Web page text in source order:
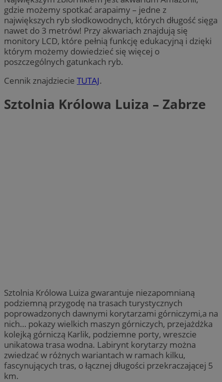
gdzie możemy spotkać arapaimy – jedne z
największych ryb słodkowodnych, których długość sięga
nawet do 3 metrów! Przy akwariach znajdują się
monitory LCD, które pełnią funkcję edukacyjną i dzięki
którym możemy dowiedzieć się więcej o
poszczególnych gatunkach ryb.
Cennik znajdziecie TUTAJ.
Sztolnia Królowa Luiza – Zabrze
Sztolnia Królowa Luiza gwarantuje niezapomnianą
podziemną przygodę na trasach turystycznych
poprowadzonych dawnymi korytarzami górniczymi,a na
nich… pokazy wielkich maszyn górniczych, przejażdżka
kolejką górniczą Karlik, podziemne porty, wreszcie
unikatowa trasa wodna. Labirynt korytarzy można
zwiedzać w różnych wariantach w ramach kilku,
fascynujących tras, o łącznej długości przekraczającej 5
km.